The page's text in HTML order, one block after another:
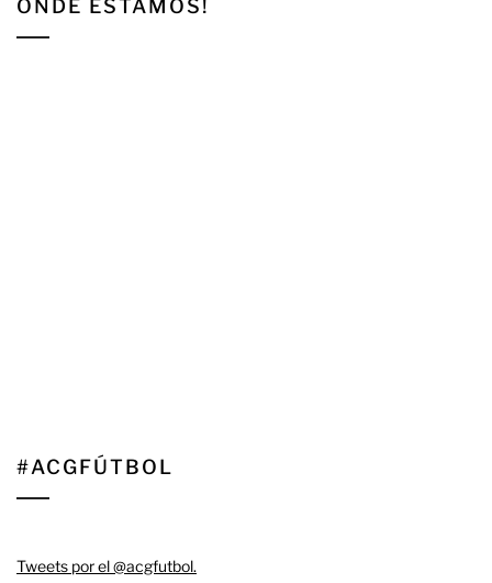
ONDE ESTAMOS!
#ACGFÚTBOL
Tweets por el @acgfutbol.